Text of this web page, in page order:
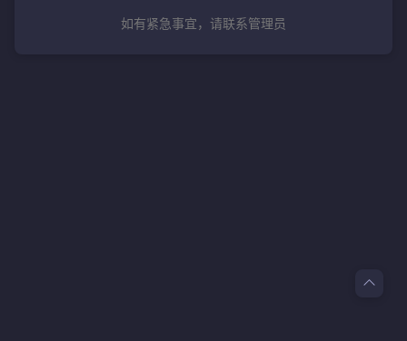
如有紧急事宜，请联系管理员